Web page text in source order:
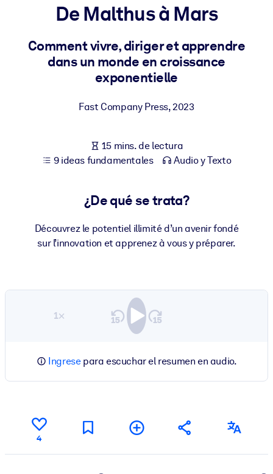
Para LMS/LXP
Integre conocimientos verificados y breves en su LMS/LXP para
obtener mejores resultados de aprendizaje.
Para sistemas de IA
De Malthus à Mars
Comment vivre, diriger et apprendre
dans un monde en croissance
exponentielle
Fast Company Press,2023
15 mins. de lectura
9 ideas fundamentales
Audio y Texto
¿De qué se trata?
Découvrez le potentiel illimité d’un avenir fondé
sur l’innovation et apprenez à vous y préparer.
1×
Ingresepara escuchar el resumen en audio.
4